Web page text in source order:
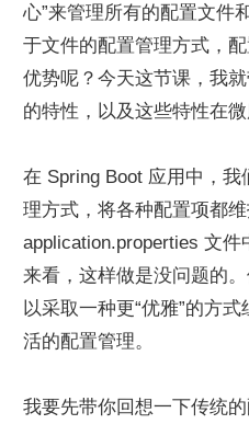
心”来管理所有的配置文件
于文件的配置管理方式，
优势呢？今天这节课，我
的特性，以及这些特性在
在 Spring Boot 应用中，
理方式，将各种配置项都
application.properties 文
来看，这样做是没问题的
以采取一种更“优雅”的方
活的配置管理。
我要先带你回想一下传统